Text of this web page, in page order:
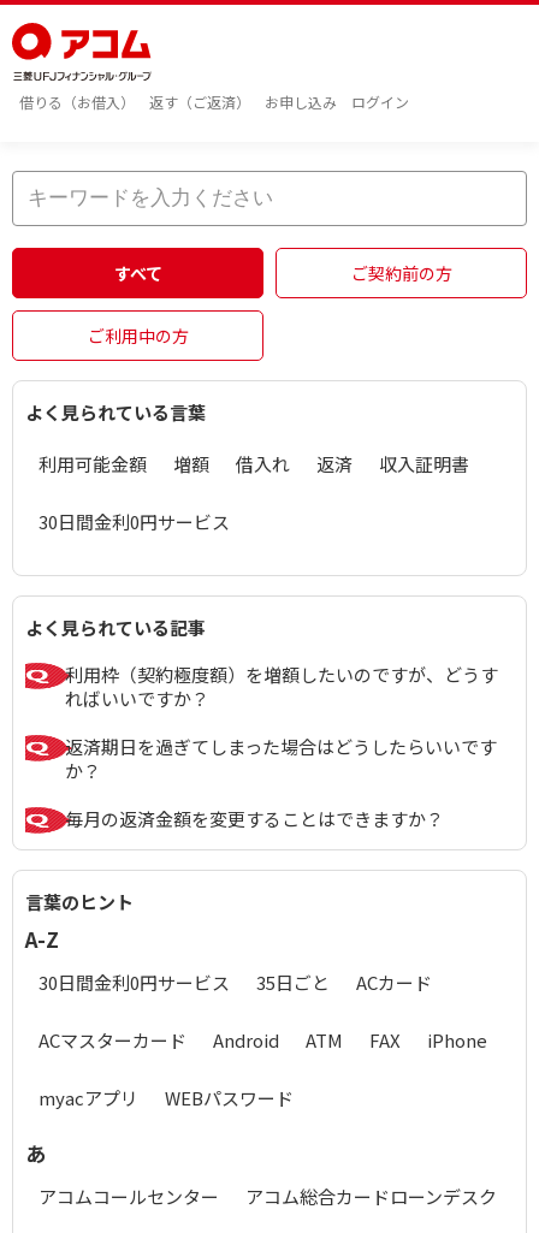
借りる（お借入） 返す（ご返済） お申し込み ログイン
すべて ご契約前の方
ご利用中の方
よく見られている記事
利用枠（契約極度額）を増額したいのですが、どうす
ればいいですか？
返済期日を過ぎてしまった場合はどうしたらいいです
か？
毎月の返済金額を変更することはできますか？
よく見られている言葉
利用可能金額 増額 借入れ 返済 収入証明書
30日間金利0円サービス
言葉のヒント
A-Z
30日間金利0円サービス 35日ごと ACカード
ACマスターカード Android ATM FAX iPhone
myacアプリ WEBパスワード
あ
アコムコールセンター アコム総合カードローンデスク